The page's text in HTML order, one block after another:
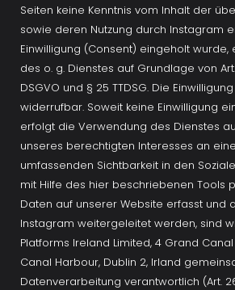
Seiten keine Kenntnis vom Inhalt der
sowie deren Nutzung durch Instagram
Einwilligung (Consent) eingeholt wurde,
des o. g. Dienstes auf Grundlage von Art.
DSGVO und § 25 TTDSG. Die
widerrufbar. Soweit keine Einwilligung
erfolgt die Verwendung des Dienstes
unseres berechtigten Interesses an
umfassenden Sichtbarkeit in den
mit Hilfe des hier beschriebenen Tools
Daten auf unserer Website erfasst und
Instagram weitergeleitet werden, sind
Platforms Ireland Limited, 4 Grand
Canal Harbour, Dublin 2, Irland
Datenverarbeitung verantwortlich (Art.